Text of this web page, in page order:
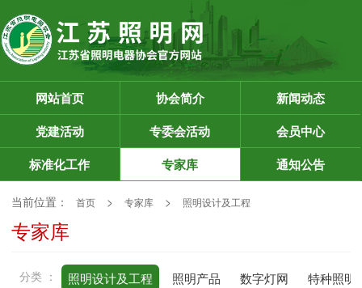
网站首页 协会简介 新闻动态
党建活动 专委会活动 会员中心
标准化工作 专家库 通知公告
当前位置： 首页 > 专家库 > 照明设计及工程
专家库
分类 ： 照明设计及工程 照明产品 数字灯网
特种照明